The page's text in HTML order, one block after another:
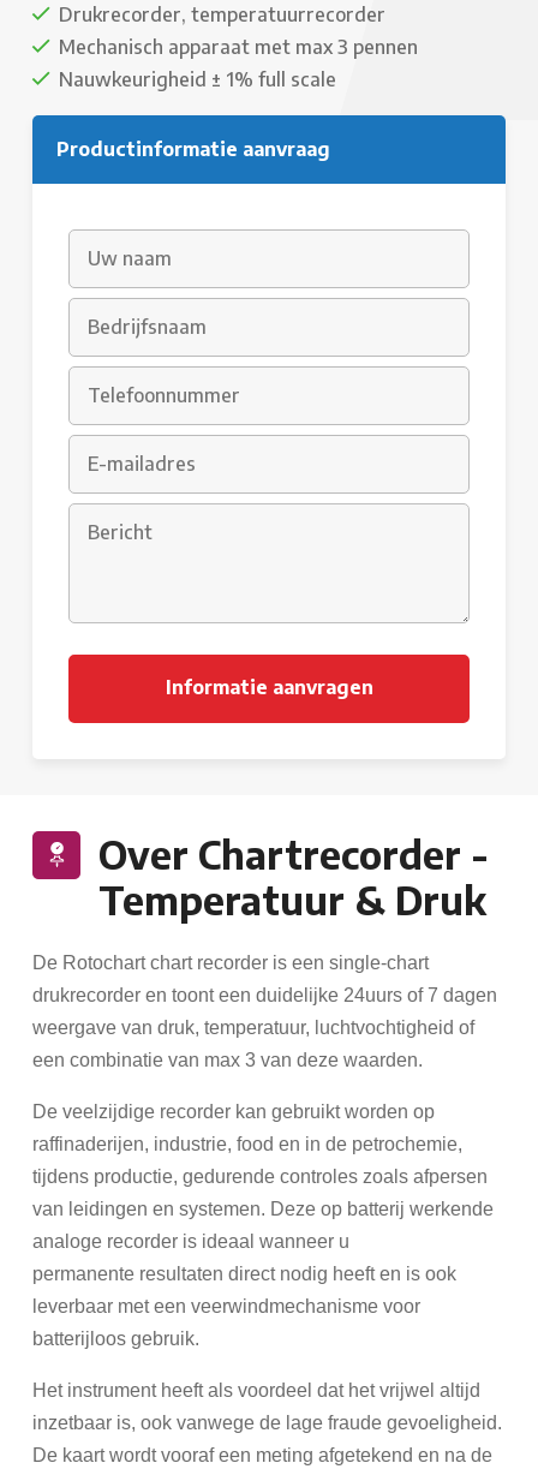
Drukrecorder, temperatuurrecorder
Mechanisch apparaat met max 3 pennen
Nauwkeurigheid ± 1% full scale
Productinformatie aanvraag
Over Chartrecorder -
Temperatuur & Druk
De Rotochart chart recorder is een single-chart
drukrecorder en toont een duidelijke 24uurs of 7 dagen
weergave van druk, temperatuur, luchtvochtigheid of
een combinatie van max 3 van deze waarden.
De veelzijdige recorder kan gebruikt worden op
raffinaderijen, industrie, food en in de petrochemie,
tijdens productie, gedurende controles zoals afpersen
van leidingen en systemen. Deze op batterij werkende
analoge recorder is ideaal wanneer u
permanente resultaten direct nodig heeft en is ook
leverbaar met een veerwindmechanisme voor
batterijloos gebruik.
Het instrument heeft als voordeel dat het vrijwel altijd
inzetbaar is, ook vanwege de lage fraude gevoeligheid.
De kaart wordt vooraf een meting afgetekend en na de